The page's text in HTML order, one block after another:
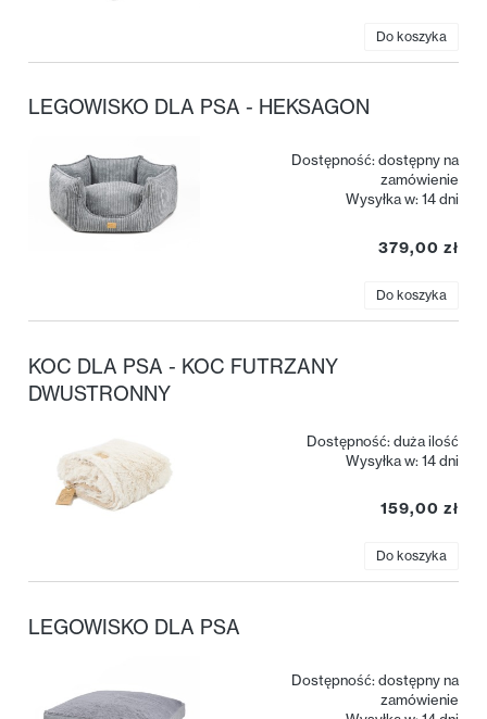
Do koszyka
LEGOWISKO DLA PSA - HEKSAGON
Dostępność:dostępny na
zamówienie
Wysyłka w:14 dni
379,00 zł
Do koszyka
KOC DLA PSA - KOC FUTRZANY
DWUSTRONNY
Dostępność:duża ilość
Wysyłka w:14 dni
159,00 zł
Do koszyka
LEGOWISKO DLA PSA
Dostępność:dostępny na
zamówienie